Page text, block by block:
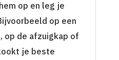
op en leg je
op een
op de afzuigkap of
je beste